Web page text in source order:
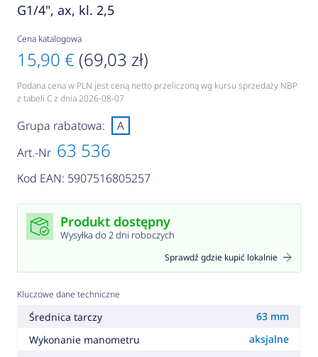
G1/4", ax, kl. 2,5
Cena katalogowa
15,90 € (69,03 zł)
Podana cena w PLN jest ceną netto przeliczoną wg kursu sprzedaży NBP
z tabeli C z dnia 2026-08-07
Art.-Nr 63 536
Kod EAN: 5907516805257
Grupa rabatowa: A
Produkt dostępny
Wysyłka do 2 dni roboczych
Sprawdź gdzie kupić lokalnie
Kluczowe dane techniczne
Średnica tarczy
63 mm
Wykonanie manometru
aksjalne